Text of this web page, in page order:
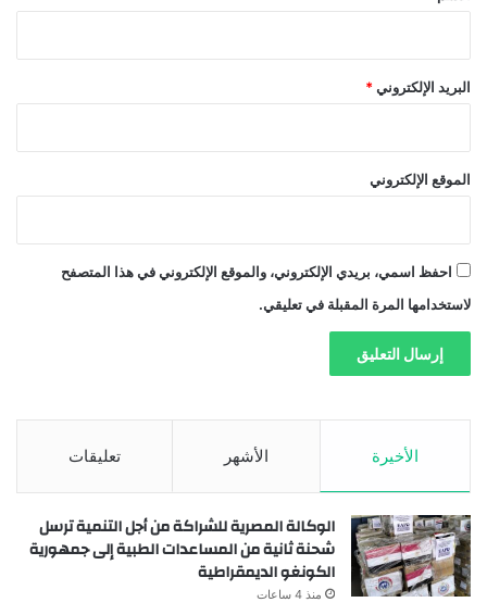
البريد الإلكتروني *
الموقع الإلكتروني
احفظ اسمي، بريدي الإلكتروني، والموقع الإلكتروني في هذا المتصفح
لاستخدامها المرة المقبلة في تعليقي.
الأخيرة الأشهر تعليقات
الوكالة المصرية للشراكة من أجل التنمية ترسل
شحنة ثانية من المساعدات الطبية إلى جمهورية
الكونغو الديمقراطية
منذ 4 ساعات